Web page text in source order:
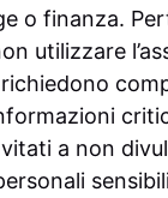
o finanza.
utilizzare
a non